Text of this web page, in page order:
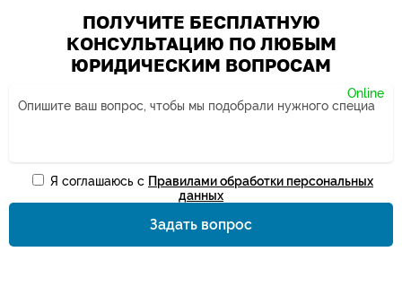
ПОЛУЧИТЕ БЕСПЛАТНУЮ
КОНСУЛЬТАЦИЮ ПО ЛЮБЫМ
ЮРИДИЧЕСКИМ ВОПРОСАМ
Номер телефона*
Я соглашаюсь с Правилами обработки персональных
данных
Задать вопрос